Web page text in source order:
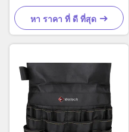
มือ Black Multi Pocket
กระเป๋าสตางค์เครื่องมือ
หา ราคา ที่ ดี ที่สุด